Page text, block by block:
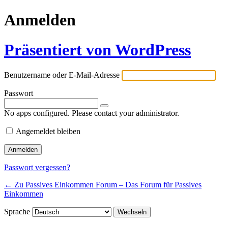
Anmelden
Präsentiert von WordPress
Benutzername oder E-Mail-Adresse
Passwort
No apps configured. Please contact your administrator.
Angemeldet bleiben
Passwort vergessen?
← Zu Passives Einkommen Forum – Das Forum für Passives
Einkommen
Sprache